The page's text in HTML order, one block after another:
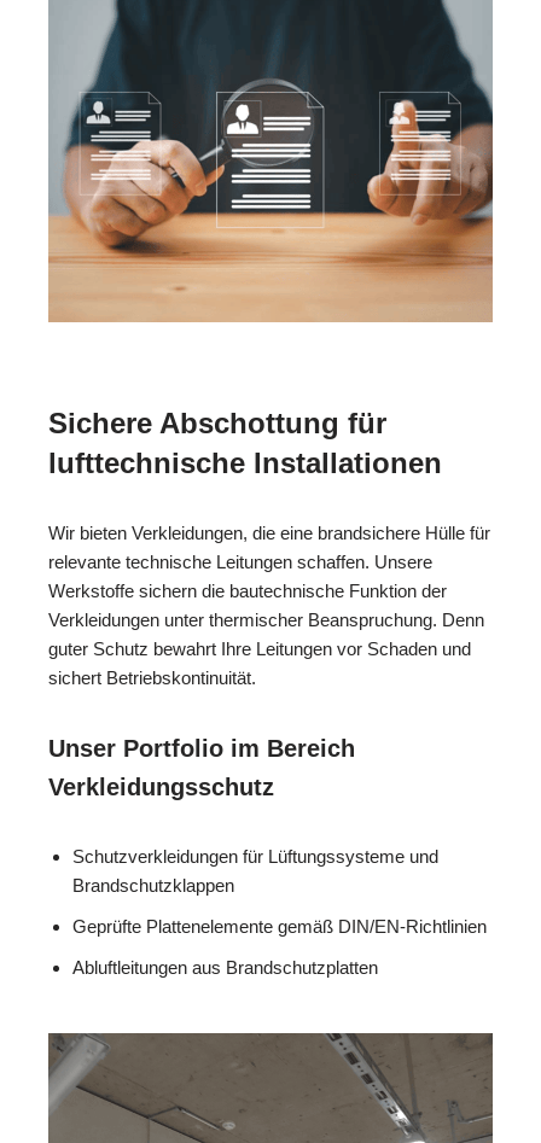
Sichere Abschottung für
lufttechnische Installationen
Wir bieten Verkleidungen, die eine brandsichere Hülle für
relevante technische Leitungen schaffen. Unsere
Werkstoffe sichern die bautechnische Funktion der
Verkleidungen unter thermischer Beanspruchung. Denn
guter Schutz bewahrt Ihre Leitungen vor Schaden und
sichert Betriebskontinuität.
Unser Portfolio im Bereich
Verkleidungsschutz
Schutzverkleidungen für Lüftungssysteme und
Brandschutzklappen
Geprüfte Plattenelemente gemäß DIN/EN-Richtlinien
Abluftleitungen aus Brandschutzplatten